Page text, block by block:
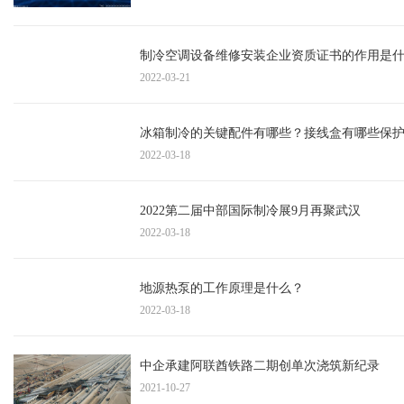
制冷空调设备维修安装企业资质证书的作用是
2022-03-21
冰箱制冷的关键配件有哪些？接线盒有哪些保
2022-03-18
2022第二届中部国际制冷展9月再聚武汉
2022-03-18
地源热泵的工作原理是什么？
2022-03-18
中企承建阿联酋铁路二期创单次浇筑新纪录
2021-10-27